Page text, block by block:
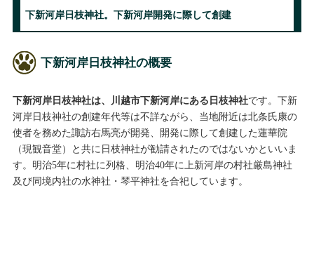
下新河岸日枝神社。下新河岸開発に際して創建
下新河岸日枝神社の概要
下新河岸日枝神社は、川越市下新河岸にある日枝神社です。下新
河岸日枝神社の創建年代等は不詳ながら、当地附近は北条氏康の
使者を務めた諏訪右馬亮が開発、開発に際して創建した蓮華院
（現観音堂）と共に日枝神社が勧請されたのではないかといいま
す。明治5年に村社に列格、明治40年に上新河岸の村社厳島神社
及び同境内社の水神社・琴平神社を合祀しています。